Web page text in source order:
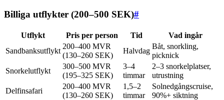
Billiga utflykter (200–500 SEK)#
Utflykt Pris per person Tid
Vad ingår
Sandbanksutflykt
200–400 MVR
(130–260 SEK)
Halvdag
Båt, snorkling,
picknick
Snorkelutflykt
300–500 MVR
(195–325 SEK)
3–4
timmar
2–3 snorkelplatser,
utrustning
Delfinsafari
200–400 MVR
(130–260 SEK)
1,5–2
timmar
Solnedgångscruise,
90%+ siktning